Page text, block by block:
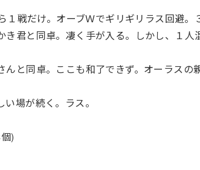
戦だけ。オーブＷでギリギリラス回避。
君と同卓。凄く手が入る。しかし、１人
と同卓。ここも和了できず。オーラスの
場が続く。ラス。
)